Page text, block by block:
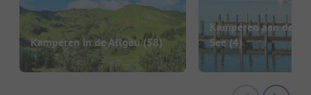
Kamperen in de Allgäu(58)
Kamperen aan de
See(4)